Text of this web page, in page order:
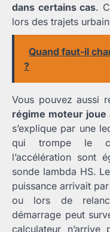
dans certains cas.
lors des trajets
Quand faut-il
?
Vous pouvez aussi
régime moteur joue
s’explique par une
qui trompe le
l’accélération sont
sonde lambda HS.
puissance arrivait
ou lors de
démarrage peut
calculateur